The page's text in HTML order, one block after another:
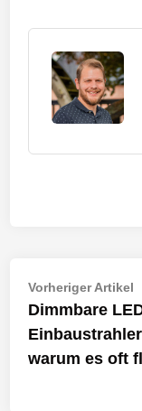
Vorheriger Artikel
Dimmbare
warum es oft